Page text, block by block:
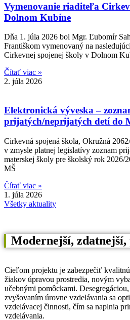
Vymenovanie riaditeľa
Dolnom Kubíne
Dňa 1. júla 2026 bol Mgr. Ľubomír
Františkom vymenovaný na
Cirkevnej spojenej školy v Dolnom
Čítať viac »
2. júla 2026
Elektronická výveska –
prijatých/neprijatých detí do
Cirkevná spojená škola, Okružná
v zmysle platnej legislatívy zoznam
materskej školy pre školský rok 2026/
MŠ
Čítať viac »
1. júla 2026
Všetky aktuality
Modernejší,
Cieľom projektu je zabezpečiť
žiakov úpravou prostredia, novým
učebnými pomôckami.
zvyšovaním úrovne vzdelávania sa
vzdelávacej činnosti, čím sa naplnia
vzdelávania.